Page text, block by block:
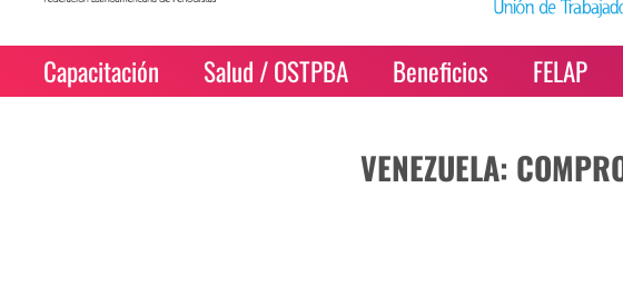
Capacitación Salud / OSTPBA Beneficios FELAP
VENEZUELA: